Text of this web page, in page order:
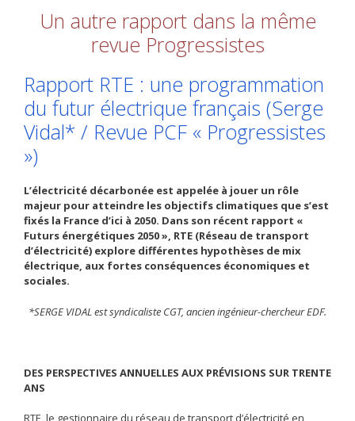
Un autre rapport dans la même
revue Progressistes
Rapport RTE : une programmation
du futur électrique français (Serge
Vidal* / Revue PCF « Progressistes
»)
L’électricité décarbonée est appelée à jouer un rôle
majeur pour atteindre les objectifs climatiques que s’est
fixés la France d’ici à 2050. Dans son récent rapport «
Futurs énergétiques 2050 », RTE (Réseau de transport
d’électricité) explore différentes hypothèses de mix
électrique, aux fortes conséquences économiques et
sociales.
*SERGE VIDAL est syndicaliste CGT, ancien ingénieur-chercheur EDF.
DES PERSPECTIVES ANNUELLES AUX PRÉVISIONS SUR TRENTE
ANS
RTE, le gestionnaire du réseau de transport d’électricité en